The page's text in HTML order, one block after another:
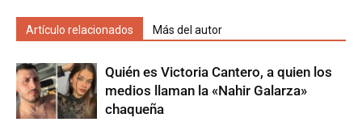
Artículo relacionados Más del autor
Quién es Victoria Cantero, a quien los
medios llaman la «Nahir Galarza»
chaqueña